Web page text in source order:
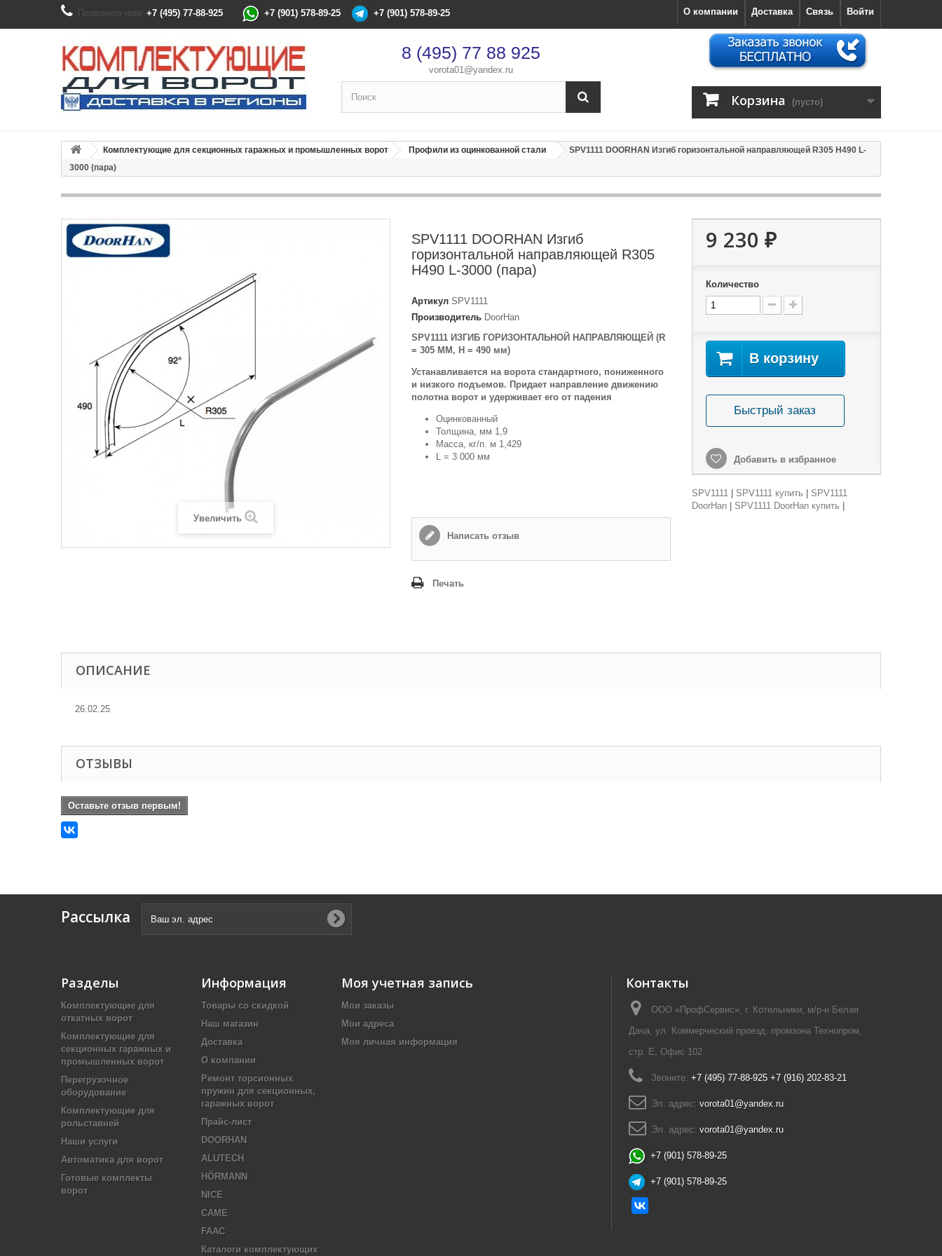
Позвоните нам: +7 (495) 77-88-925 +7 (901) 578-89-25 +7 (901) 578-89-25 Войти
Связь
Доставка
О компании
8 (495) 77 88 925
vorota01@yandex.ru
Корзина (пусто)
Комплектующие для секционных гаражных и промышленных ворот Профили из оцинкованной стали
SPV1111 DOORHAN Изгиб горизонтальной направляющей R305 H490 L-
3000 (пара)
Увеличить
SPV1111 DOORHAN Изгиб
горизонтальной направляющей R305
H490 L-3000 (пара)
Артикул SPV1111
Производитель DoorHan
SPV1111 ИЗГИБ ГОРИЗОНТАЛЬНОЙ НАПРАВЛЯЮЩЕЙ (R
= 305 ММ, Н = 490 мм)
Устанавливается на ворота стандартного, пониженного
и низкого подъемов. Придает направление движению
полотна ворот и удерживает его от падения
Оцинкованный
Толщина, мм 1,9
Масса, кг/п. м 1,429
L = 3 000 мм
Написать отзыв
Печать
9 230 ₽
Количество
В корзину
Быстрый заказ
Добавить в избранное
SPV1111| SPV1111 купить
SPV1111
DoorHan| SPV1111 DoorHan купить
ОПИСАНИЕ
26.02.25
ОТЗЫВЫ
Оставьте отзыв первым!
Рассылка
Разделы
Комплектующие для
откатных ворот
Комплектующие для
секционных гаражных и
промышленных ворот
Перегрузочное
оборудование
Комплектующие для
рольставней
Наши услуги
Автоматика для ворот
Готовые комплекты
ворот
Информация
Товары со скидкой
Наш магазин
Доставка
О компании
Ремонт торсионных
пружин для секционных,
гаражных ворот
Прайс-лист
DOORHAN
ALUTECH
HÖRMANN
NICE
CAME
FAAC
Каталоги комплектующих
Моя учетная запись
Мои заказы
Мои адреса
Моя личная информация
Контакты
ООО «ПрофСервис», г. Котельники, м/р-н Белая
Дача, ул. Коммерческий проезд, промзона Технопром,
стр. Е, Офис 102
Звоните: +7 (495) 77-88-925 +7 (916) 202-83-21
Эл. адрес: vorota01@yandex.ru
Эл. адрес: vorota01@yandex.ru
+7 (901) 578-89-25
+7 (901) 578-89-25
Оформление заказа ×
Способ доставки
Самовывоз
Время доставки: стоимость доставки по тарифам СДЭК